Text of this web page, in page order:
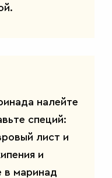
налейте
специй:
лист и
и
в маринад